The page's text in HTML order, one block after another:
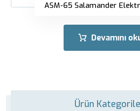
ASM-65 Salamander
Devamını
Ürün